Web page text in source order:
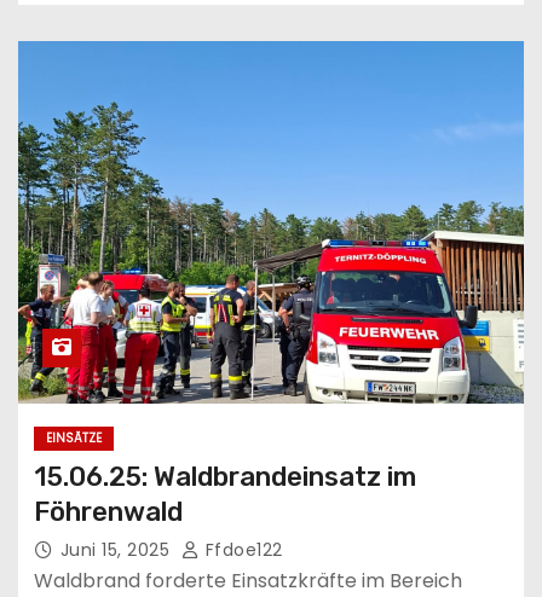
EINSÄTZE
15.06.25: Waldbrandeinsatz im
Föhrenwald
Juni 15, 2025 Ffdoe122
Waldbrand forderte Einsatzkräfte im Bereich